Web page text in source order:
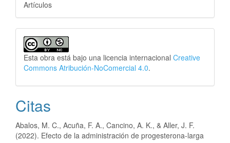
Artículos
Esta obra está bajo una licencia internacional Creative
Commons Atribución-NoComercial 4.0.
Citas
Abalos, M. C., Acuña, F. A., Cancino, A. K., & Aller, J. F.
(2022). Efecto de la administración de progesterona-larga